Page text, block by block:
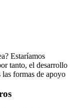
Estaríamos
tanto, el desarrollo
formas de apoyo